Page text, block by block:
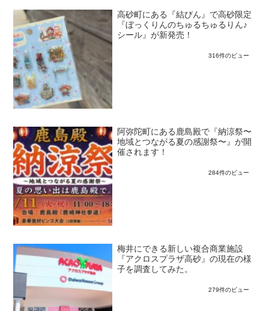
高砂町にある『結びん』で高砂限定
『ぼっくりんのちゅるちゅるりん♪
シール』が新発売！
316件のビュー
阿弥陀町にある鹿島殿で『納涼祭〜
地域とつながる夏の感謝祭〜』が開
催されます！
284件のビュー
梅井にできる新しい複合商業施設
『アクロスプラザ高砂』の現在の様
子を調査してみた。
279件のビュー